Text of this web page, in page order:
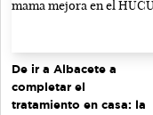
De ir a Albacete a
completar el
tratamiento en casa: la